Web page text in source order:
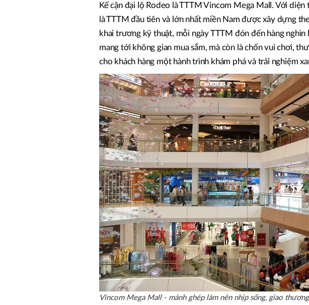
Kế cận đại lộ Rodeo là TTTM Vincom Mega Mall. Với
là TTTM đầu tiên và lớn nhất miền Nam được xây dựng
khai trương kỹ thuật, mỗi ngày TTTM đón đến hàng
mang tới không gian mua sắm, mà còn là chốn vui chơi,
cho khách hàng một hành trình khám phá và trải nghiệm
Vincom Mega Mall - mảnh ghép làm nên nhịp sống, giao